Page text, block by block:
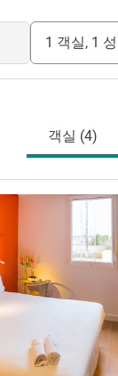
1 객실, 1
객실 (4)